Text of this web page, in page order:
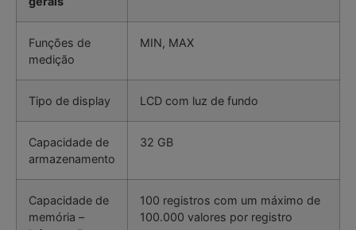
Funções de
medição
MIN, MAX
Tipo de display LCD com luz de fundo
Capacidade de
armazenamento
32 GB
Capacidade de
memória –
100 registros com um máximo de
100.000 valores por registro